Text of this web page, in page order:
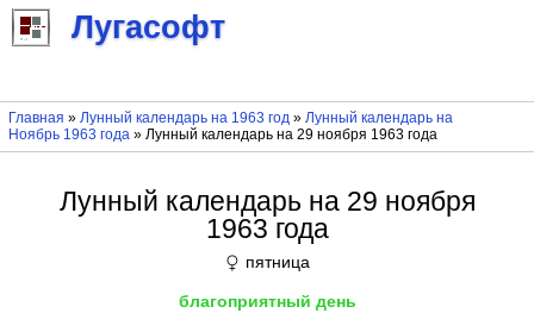
Лугасофт
Главная » Лунный календарь на 1963 год» Лунный календарь на
Ноябрь 1963 года» Лунный календарь на 29 ноября 1963 года
Лунный календарь на 29 ноября
1963 года
♀ пятница
благоприятный день